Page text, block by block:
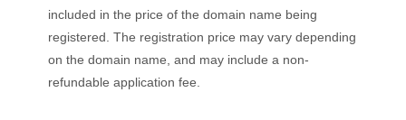
included in the price of the domain name being
registered. The registration price may vary depending
on the domain name, and may include a non-
refundable application fee.